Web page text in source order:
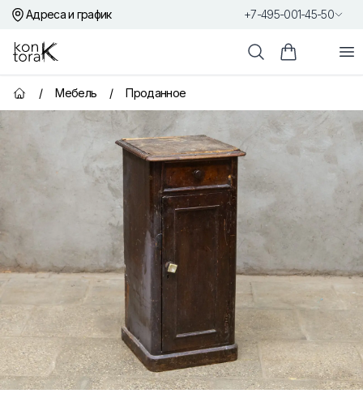
Адреса и график +7-495-001-45-50
Контора К
ПоискКорзина
Главная страница
/ Мебель / Проданное